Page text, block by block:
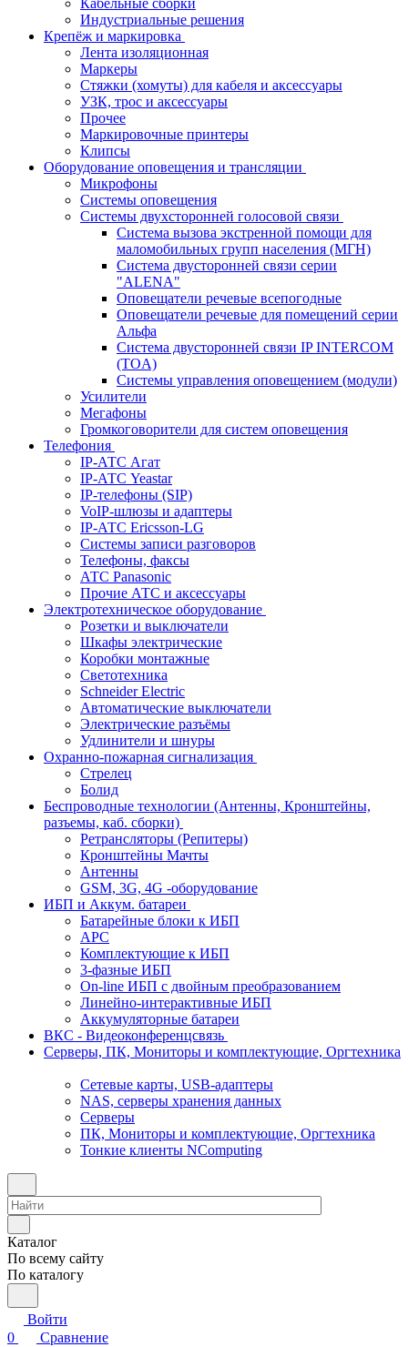
Кабельные сборки
Индустриальные решения
Крепёж и маркировка
Лента изоляционная
Маркеры
Стяжки (хомуты) для кабеля и аксессуары
УЗК, трос и аксессуары
Прочее
Маркировочные принтеры
Клипсы
Оборудование оповещения и трансляции
Микрофоны
Системы оповещения
Системы двухсторонней голосовой связи
Система вызова экстренной помощи для
маломобильных групп населения (МГН)
Система двусторонней связи серии
"ALENA"
Оповещатели речевые всепогодные
Оповещатели речевые для помещений серии
Альфа
Система двусторонней связи IP INTERCOM
(TOA)
Системы управления оповещением (модули)
Усилители
Мегафоны
Громкоговорители для систем оповещения
Телефония
IP-АТС Агат
IP-АТС Yeastar
IP-телефоны (SIP)
VoIP-шлюзы и адаптеры
IP-АТС Ericsson-LG
Системы записи разговоров
Телефоны, факсы
АТС Panasonic
Прочие АТС и аксессуары
Электротехническое оборудование
Розетки и выключатели
Шкафы электрические
Коробки монтажные
Светотехника
Schneider Electric
Автоматические выключатели
Электрические разъёмы
Удлинители и шнуры
Охранно-пожарная сигнализация
Стрелец
Болид
Беспроводные технологии (Антенны, Кронштейны,
разъемы, каб. сборки)
Ретрансляторы (Репитеры)
Кронштейны Мачты
Антенны
GSM, 3G, 4G -оборудование
ИБП и Аккум. батареи
Батарейные блоки к ИБП
APC
Комплектующие к ИБП
3-фазные ИБП
On-line ИБП с двойным преобразованием
Линейно-интерактивные ИБП
Аккумуляторные батареи
ВКС - Видеоконференцсвязь
Серверы, ПК, Мониторы и комплектующие, Оргтехника
Сетевые карты, USB-адаптеры
NAS, серверы хранения данных
Серверы
ПК, Мониторы и комплектующие, Оргтехника
Тонкие клиенты NComputing
Каталог
По всему сайту
По каталогу
Войти
0
Сравнение